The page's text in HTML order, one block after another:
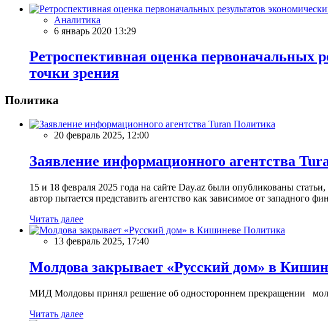
Аналитика
6 январь 2020 13:29
Ретроспективная оценка первоначальных
точки зрения
Политика
Политика
20 февраль 2025, 12:00
Заявление информационного агентства
15 и 18 февраля 2025 года на сайте Day.az были опубликованы
автор пытается представить агентство как зависимое от западного
Читать далее
Политика
13 февраль 2025, 17:40
Молдова закрывает «Русский дом» в
МИД Молдовы принял решение об одностороннем прекращении
Читать далее